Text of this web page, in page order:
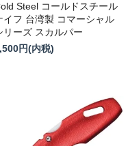
Steel コールドスチール
イフ 台湾製 コマーシャル
リーズ スカルパー
円(内税)